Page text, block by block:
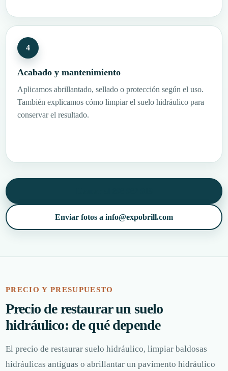
Acabado y mantenimiento
Aplicamos abrillantado, sellado o protección según el uso.
También explicamos cómo limpiar el suelo hidráulico para
conservar el resultado.
Enviar fotos a info@expobrill.com
PRECIO Y PRESUPUESTO
Precio de restaurar un suelo
hidráulico: de qué depende
El precio de restaurar suelo hidráulico, limpiar baldosas
hidráulicas antiguas o abrillantar un pavimento hidráulico